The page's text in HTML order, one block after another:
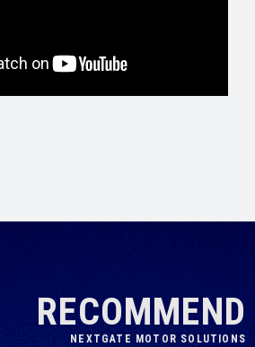
RECOMMEND
NEXTGATE MOTOR SOLUTIONS